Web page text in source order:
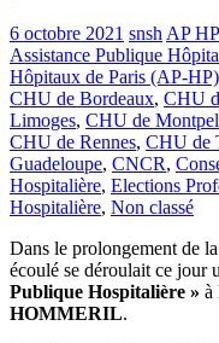
6 octobre 2021 snsh AP
Assistance Publique
Hôpitaux de Paris (AP-HP)
CHU de Bordeaux, CHU
Limoges, CHU de
CHU de Rennes, CHU de
Guadeloupe, CNCR,
Hospitalière, Elections
Hospitalière, Non classé
Dans le prolongement de
écoulé se déroulait ce jour
Publique Hospitalière » à
HOMMERIL.